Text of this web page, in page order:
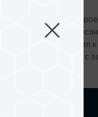
было несколько
проблемой, как
компьютера подошёл
решена проблема с